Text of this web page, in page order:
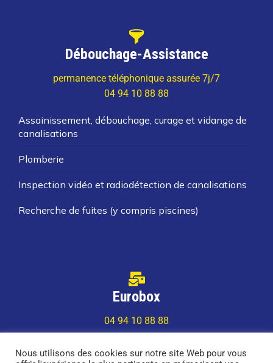
Débouchage-Assistance
permanence téléphonique assurée 7j/7
04 94 10 88 88
Assainissement, débouchage, curage et vidange de
canalisations
Plomberie
Inspection vidéo et radiodétection de canalisations
Recherche de fuites (y compris piscines)
Eurobox
04 94 10 88 88
Installation de boîte à lettres collectives normées
Nous utilisons des cookies sur notre site Web pour vous